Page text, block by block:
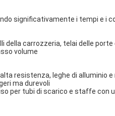
significativamente i tempi e i
della carrozzeria, telai delle
volume
resistenza, leghe di alluminio
ma durevoli
per tubi di scarico e staffe con